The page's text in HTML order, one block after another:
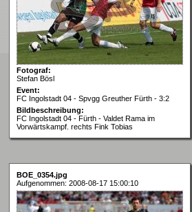
Fotograf:
Stefan Bösl
Event:
FC Ingolstadt 04 - Spvgg Greuther Fürth - 3:2
Bildbeschreibung:
FC Ingolstadt 04 - Fürth - Valdet Rama im
Vorwärtskampf. rechts Fink Tobias
BOE_0354.jpg
Aufgenommen: 2008-08-17 15:00:10